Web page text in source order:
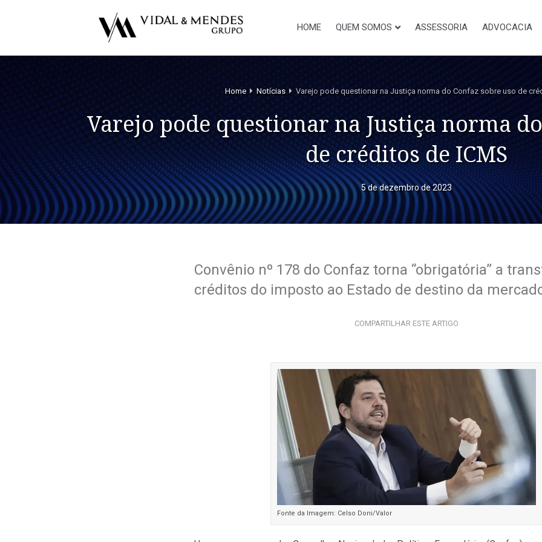
HOME QUEM SOMOS ASSESSORIA ADVOCACIA
Home Notícias Varejo pode questionar na Justiça norma do Confaz sobre uso de
Varejo pode questionar na Justiça norma
de créditos de ICMS
5 de dezembro de 2023
Convênio nº 178 do Confaz torna “obrigatória” a
créditos do imposto ao Estado de destino da
COMPARTILHAR ESTE ARTIGO
Fonte da Imagem: Celso Doni/Valor